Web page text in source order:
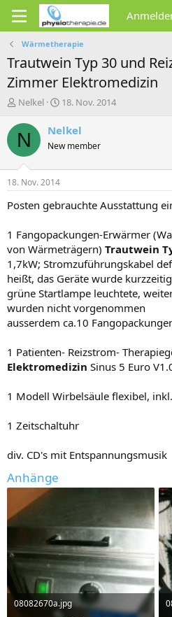
Wärmetherapie
Trautwein Typ 30 und
Zimmer Elektromedizin
E
s
t
e
r
Nelkel
E
s
e
t
a
18. Nov. 2014
N Nelkel
New member
18. Nov. 2014
Posten gebrauchte Ausstattung
1 Fangopackungen-Erwärmer
von Wärmeträgern) Trautwein
1,7kW; Stromzuführungskabel
heißt, das Geräte wurde
grüne Startlampe leuchtete,
wurden nicht vorgenommen
ausserdem ca.10
1 Patienten- Reizstrom-
Elektromedizin Sinus 5 Euro
1 Modell Wirbelsäule flexibel,
1 Zeitschaltuhr
div. CD's mit Entspannungsmusik
Anhänge
08082670a.jpg